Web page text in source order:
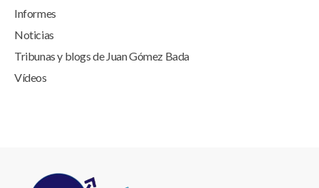
Informes
Noticias
Tribunas y blogs de Juan Gómez Bada
Vídeos